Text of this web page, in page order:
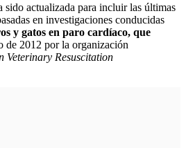
actualizada para incluir las últimas
en investigaciones conducidas
y gatos en paro cardíaco, que
de 2012 por la organización
Veterinary Resuscitation